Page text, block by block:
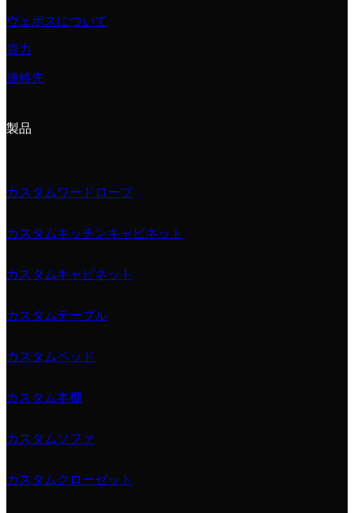
ヴェボスについて
資力
連絡先
製品
カスタムワードローブ
カスタムキッチンキャビネット
カスタムキャビネット
カスタムテーブル
カスタムベッド
カスタム本棚
カスタムソファ
カスタムクローゼット